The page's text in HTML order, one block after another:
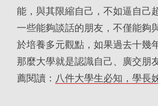
能，與其限縮自己，不如逼自己
一些能夠談話的朋友，不僅能夠
於培養多元觀點，如果過去十幾
那麼大學就是認識自己、廣交朋
薦閱讀： 八件大學生必知，學長